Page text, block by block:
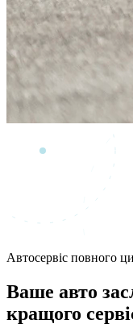
Автосервіс повного
Ваше авто
кращого